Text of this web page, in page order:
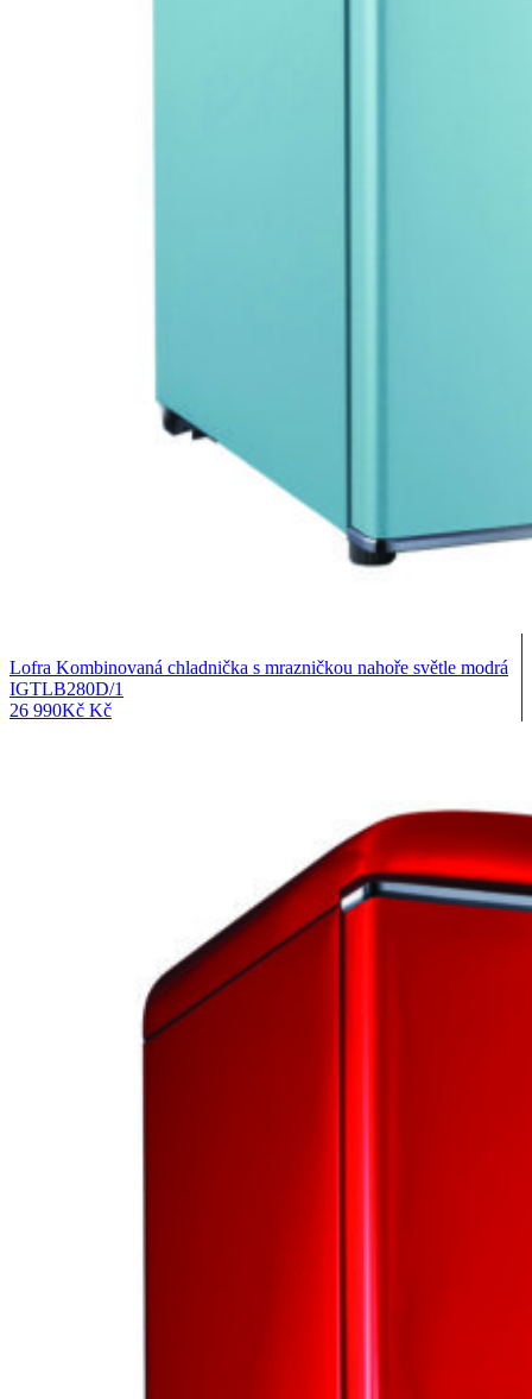
Lofra Kombinovaná chladnička s mrazničkou nahoře světle modrá
IGTLB280D/1
26 990Kč Kč